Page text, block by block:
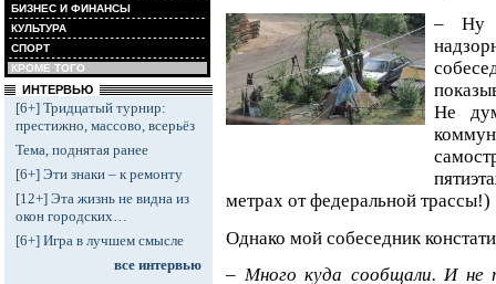
БИЗНЕС И ФИНАНСЫ
КУЛЬТУРА
СПОРТ
КРОМЕ ТОГО
ИНТЕРВЬЮ
[6+] Тридцатый турнир:
престижно, массово, всерьёз
Тема, поднятая ранее
[6+] Эти знаки – к ремонту
[12+] Эта жизнь не видна из
окон городских…
[6+] Игра в лучшем смысле
все интервью
– Ну
Не
метрах от федеральной трассы!)
Однако мой собеседник
– Много куда сообщали. И не